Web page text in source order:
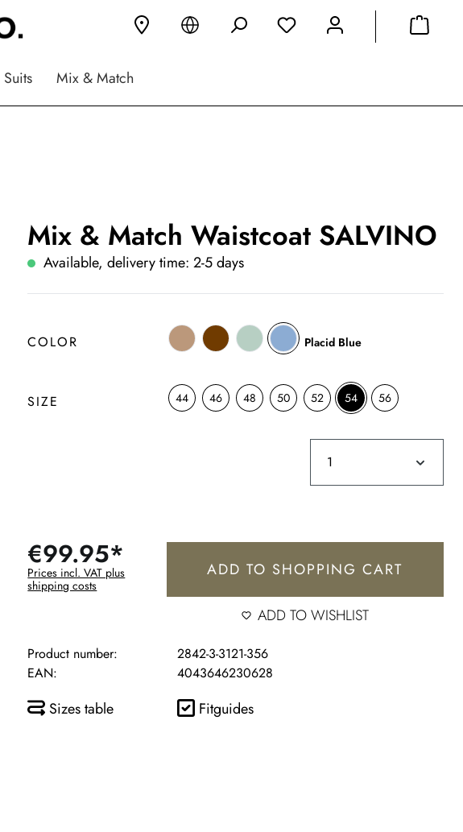
Suits Mix & Match
Mix & Match Waistcoat SALVINO
Available, delivery time: 2-5 days
COLOR Placid Blue
SIZE 44 46 48 50 52 54 56
€99.95*
Prices incl. VAT plus
shipping costs
ADD TO SHOPPING CART
ADD TO WISHLIST
Product number:
2842-3-3121-356
EAN:
4043646230628
Sizes table Fitguides